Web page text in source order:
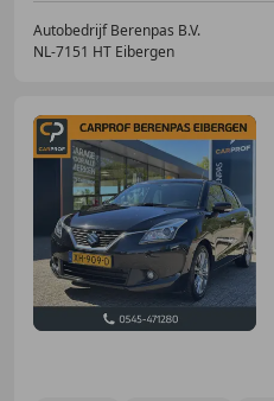
Autobedrijf Berenpas B.V.
NL-7151 HT Eibergen